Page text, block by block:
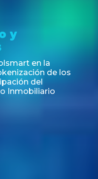
laborales en la